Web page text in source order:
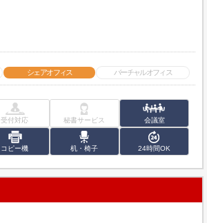
シェアオフィス バーチャルオフィス
受付対応 秘書サービス 会議室
コピー機 机・椅子 24時間OK